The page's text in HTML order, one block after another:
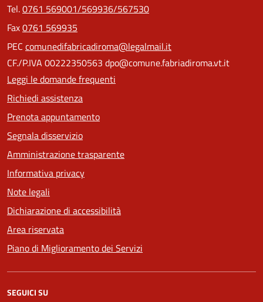
Tel.0761 569001/569936/567530
Fax0761 569935
PEC comunedifabricadiroma@legalmail.it
CF./P.IVA 00222350563 dpo@comune.fabriadiroma.vt.it
Leggi le domande frequenti
Richiedi assistenza
Prenota appuntamento
Segnala disservizio
Amministrazione trasparente
Informativa privacy
Note legali
Dichiarazione di accessibilità
Area riservata
Piano di Miglioramento dei Servizi
SEGUICI SU